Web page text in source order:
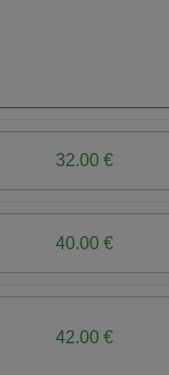
32.00 €
40.00 €
42.00 €